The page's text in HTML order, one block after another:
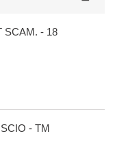
SCAM. - 18
- TM